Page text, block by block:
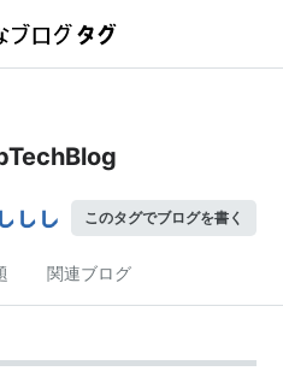
このタグでブログを書く
関連ブログ